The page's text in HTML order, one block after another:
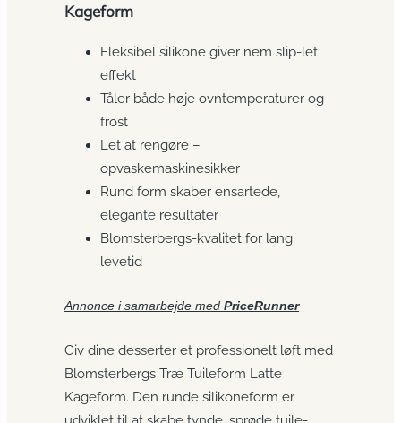
Kageform
Fleksibel silikone giver nem slip-let
effekt
Tåler både høje ovntemperaturer og
frost
Let at rengøre –
opvaskemaskinesikker
Rund form skaber ensartede,
elegante resultater
Blomsterbergs-kvalitet for lang
levetid
Annonce i samarbejde med PriceRunner
Giv dine desserter et professionelt løft med
Blomsterbergs Træ Tuileform Latte
Kageform. Den runde silikoneform er
udviklet til at skabe tynde, sprøde tuile-